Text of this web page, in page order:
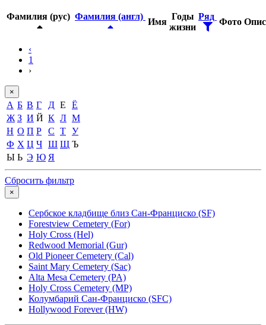
Фамилия (рус) Фамилия (англ)
Имя
Годы
жизни
Ряд
Фото
‹
1
›
×
А Б В Г Д Е
Ё
Ж З И Й К Л М
Н О П Р С Т У
Ф Х Ц Ч Ш Щ Ъ
Ы Ь Э Ю Я
Сбросить фильтр
×
Сербское кладбище близ Сан-Франциско (SF)
Forestview Cemetery (For)
Holy Cross (Hel)
Redwood Memorial (Gur)
Old Pioneer Cemetery (Cal)
Saint Mary Cemetery (Sac)
Alta Mesa Cemetery (PA)
Holy Cross Cemetery (MP)
Колумбарий Сан-Франциско (SFC)
Hollywood Forever (HW)